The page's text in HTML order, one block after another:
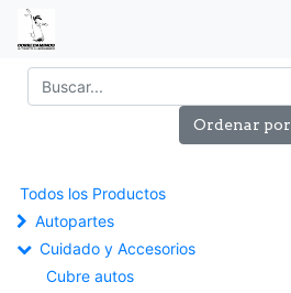
Ordenar por
Todos los Productos
Autopartes
Cuidado y Accesorios
Cubre autos